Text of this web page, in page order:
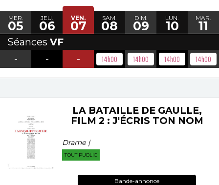
MER.
05
JEU.
06
VEN.
07
SAM.
08
DIM.
09
LUN.
10
MAR.
11
Séances VF
-
- - 14h00 14h00 14h00 14h00
LA BATAILLE DE GAULLE,
FILM 2 : J'ÉCRIS TON NOM
Drame |
TOUT PUBLIC
Bande-annonce